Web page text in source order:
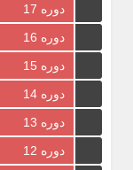
دوره 17
دوره 16
دوره 15
دوره 14
دوره 13
دوره 12